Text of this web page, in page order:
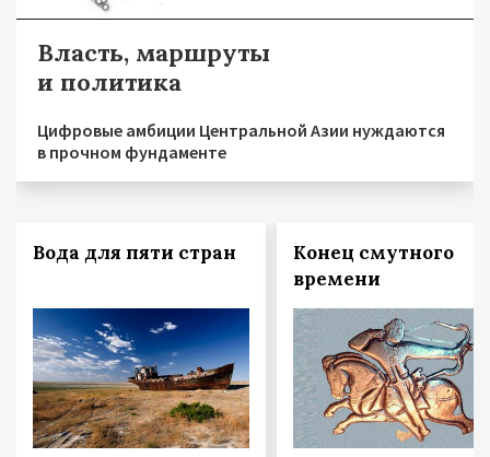
Власть, маршруты
и политика
Цифровые амбиции Центральной Азии нуждаются
в прочном фундаменте
Вода для пяти стран
Конец смутного
времени